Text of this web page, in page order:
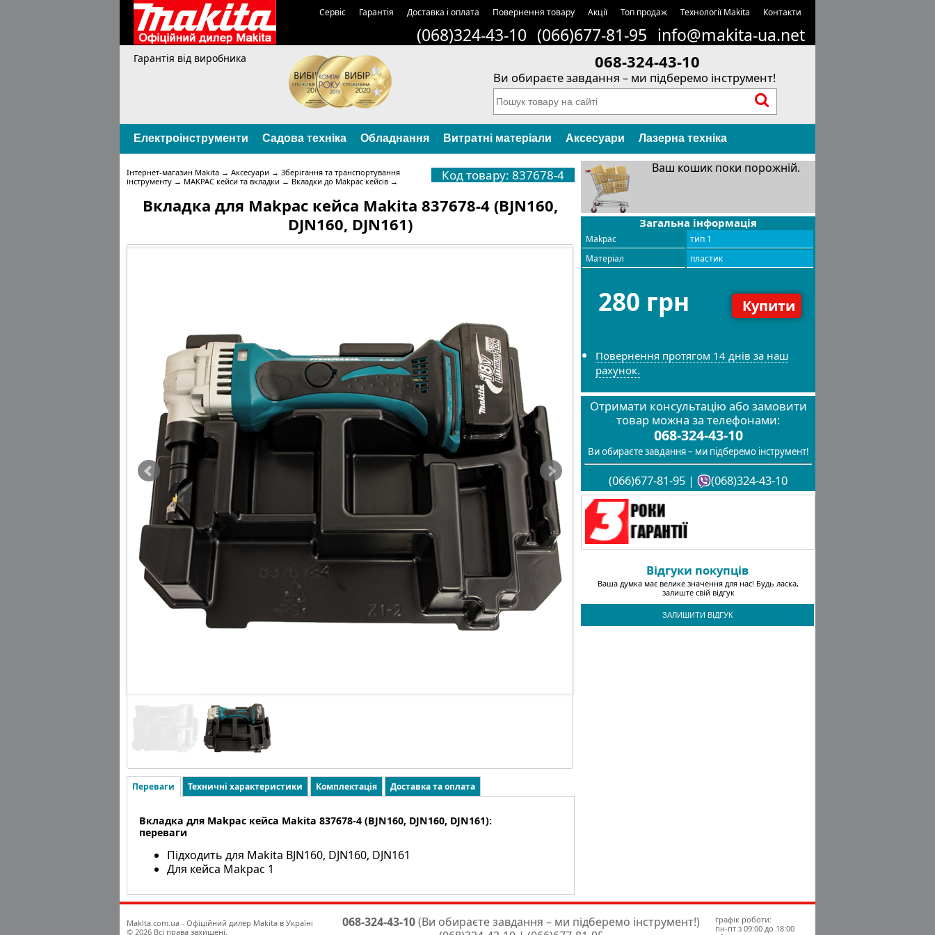
Сервіс Гарантія Доставка і оплата Повернення товару Акції Топ продаж Технології Makita Контакти
(068)324-43-10 (066)677-81-95 info@makita-ua.net
Гарантія від виробника 068-324-43-10
Ви обираєте завдання – ми підберемо інструмент!
Електроінструменти Садова техніка Обладнання Витратні матеріали Аксесуари Лазерна техніка
Код товару: 837678-4
Інтернет-магазин Makita → Аксесуари → Зберігання та транспортування
інструменту → MAKPAC кейси та вкладки → Вкладки до Makpac кейсів →
Вкладка для Makpac кейса Makita 837678-4 (BJN160,
DJN160, DJN161)
Ваш кошик поки порожній.
Загальна інформація
Makpac
тип 1
Матеріал
пластик
280 грн Купити
Повернення протягом 14 днів за наш
рахунок.
Отримати консультацію або замовити
товар можна за телефонами:
068-324-43-10
Ви обираєте завдання – ми підберемо інструмент!
(066)677-81-95 | (068)324-43-10
Відгуки покупців
Ваша думка має велике значення для нас! Будь ласка,
залиште свій відгук
ЗАЛИШИТИ ВІДГУК
Переваги Техничні характеристики Комплектація Доставка та оплата
Вкладка для Makpac кейса Makita 837678-4 (BJN160, DJN160, DJN161):
переваги
Підходить для Makita BJN160, DJN160, DJN161
Для кейса Makpac 1
Maklta.com.ua - Офіційний дилер Makita в Україні
© 2026 Всі права захищені.
068-324-43-10(Ви обираєте завдання – ми підберемо інструмент!)
графік роботи:
пн-пт з 09:00 до 18:00